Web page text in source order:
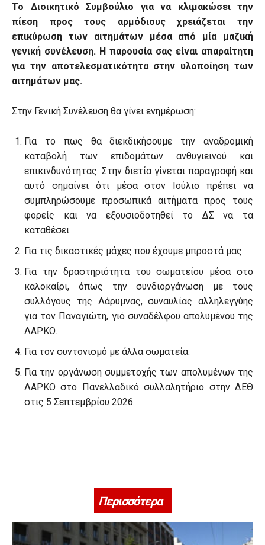
Το Διοικητικό Συμβούλιο για να κλιμακώσει την
πίεση προς τους αρμόδιους χρειάζεται την
επικύρωση των αιτημάτων μέσα από μία μαζική
γενική συνέλευση. Η παρουσία σας είναι απαραίτητη
για την αποτελεσματικότητα στην υλοποίηση των
αιτημάτων μας.
Στην Γενική Συνέλευση θα γίνει ενημέρωση:
Για το πως θα διεκδικήσουμε την αναδρομική
καταβολή των επιδομάτων ανθυγιεινού και
επικινδυνότητας. Στην διετία γίνεται παραγραφή και
αυτό σημαίνει ότι μέσα στον Ιούλιο πρέπει να
συμπληρώσουμε προσωπικά αιτήματα προς τους
φορείς και να εξουσιοδοτηθεί το ΔΣ να τα
καταθέσει.
Για τις δικαστικές μάχες που έχουμε μπροστά μας.
Για την δραστηριότητα του σωματείου μέσα στο
καλοκαίρι, όπως την συνδιοργάνωση με τους
συλλόγους της Λάρυμνας, συναυλίας αλληλεγγύης
για τον Παναγιώτη, γιό συναδέλφου απολυμένου της
ΛΑΡΚΟ.
Για τον συντονισμό με άλλα σωματεία.
Για την οργάνωση συμμετοχής των απολυμένων της
ΛΑΡΚΟ στο Πανελλαδικό συλλαλητήριο στην ΔΕΘ
στις 5 Σεπτεμβρίου 2026.
Περισσότερα